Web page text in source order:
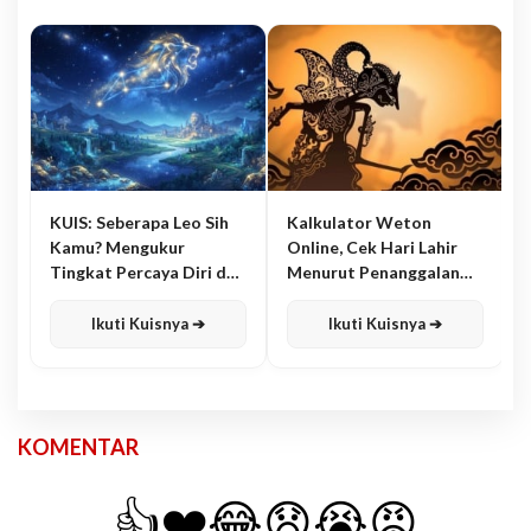
KUIS: Seberapa Leo Sih
Kamu? Mengukur
Tingkat Percaya Diri dan
Ikuti Kuisnya ➔
Kalkulator Weton
Online, Cek Hari Lahir
Menurut Penanggalan
Ikuti Kuisnya ➔
KOMENTAR